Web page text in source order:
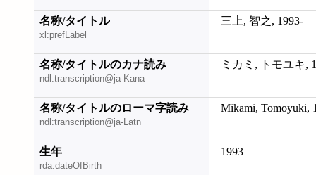
名称/タイトル
xl:prefLabel
三上, 智之, 1993-
名称/タイトルのカナ読み
ndl:transcription@ja-Kana
ミカミ, トモユキ,
名称/タイトルのローマ字読み
ndl:transcription@ja-Latn
Mikami, Tomoyuki,
生年
rda:dateOfBirth
1993